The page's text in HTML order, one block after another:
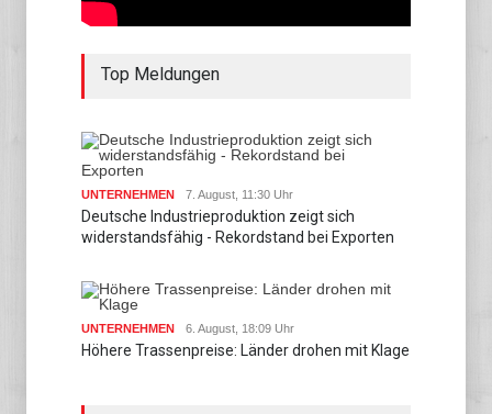
Top Meldungen
UNTERNEHMEN 7. August, 11:30 Uhr
Deutsche Industrieproduktion zeigt sich
widerstandsfähig - Rekordstand bei Exporten
UNTERNEHMEN 6. August, 18:09 Uhr
Höhere Trassenpreise: Länder drohen mit Klage